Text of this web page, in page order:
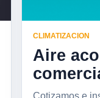
CLIMATIZACION
Aire
Cotizamos e